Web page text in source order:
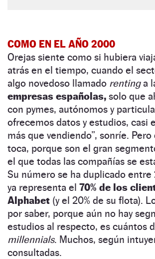
COMO EN EL AÑO 2000
Orejas siente como si hubiera
atrás en el tiempo, cuando el
algo novedoso llamado rentinga
empresas españolas, solo que
con pymes, autónomos y
ofrecemos datos y estudios, casi
más que vendiendo”, sonríe. Pero
toca, porque son el gran
el que todas las compañías se
Su número se ha duplicado entre
ya representa el 70% de los
Alphabet (y el 20% de su flota).
por saber, porque aún no hay
estudios al respecto, es cuántos
millennials. Muchos, según
consultadas.